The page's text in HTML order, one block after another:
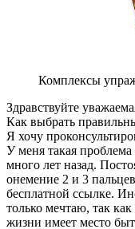
Комплексы
Здравствуйте
Как выбрать
Я хочу
У меня такая
много лет назад.
онемение 2 и 3
бесплатной ссылке.
только мечтаю, так
жизни имеет место